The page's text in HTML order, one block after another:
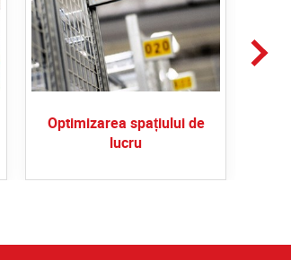
Optimizarea spațiului de
lucru